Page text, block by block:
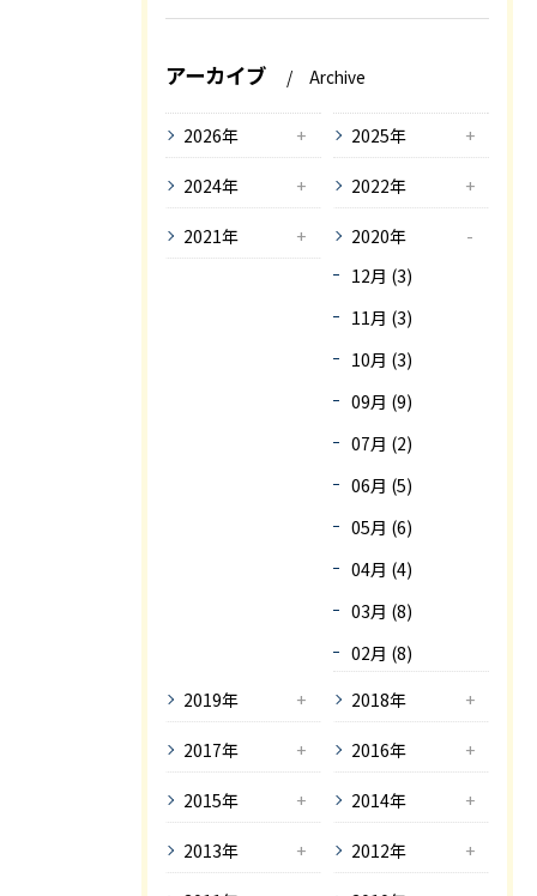
アーカイブ Archive
2026年 2025年
2024年 2022年
2021年
2020年
12月 (3)
11月 (3)
10月 (3)
09月 (9)
07月 (2)
06月 (5)
05月 (6)
04月 (4)
03月 (8)
02月 (8)
2019年
2018年
2017年 2016年
2015年 2014年
2013年 2012年